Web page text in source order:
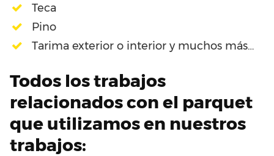
Teca
Pino
Tarima exterior o interior y muchos más…
Todos los trabajos
relacionados con el parquet
que utilizamos en nuestros
trabajos: